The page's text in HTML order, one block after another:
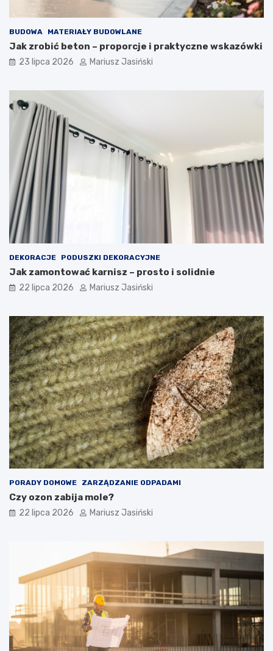
BUDOWA MATERIAŁY BUDOWLANE
Jak zrobić beton – proporcje i praktyczne wskazówki
23 lipca 2026 Mariusz Jasiński
DEKORACJE PODUSZKI DEKORACYJNE
Jak zamontować karnisz – prosto i solidnie
22 lipca 2026 Mariusz Jasiński
PORADY DOMOWE ZARZĄDZANIE ODPADAMI
Czy ozon zabija mole?
22 lipca 2026 Mariusz Jasiński